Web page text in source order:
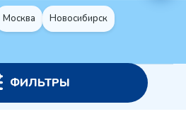
ФИЛЬТРЫ
Москва Новосибирск